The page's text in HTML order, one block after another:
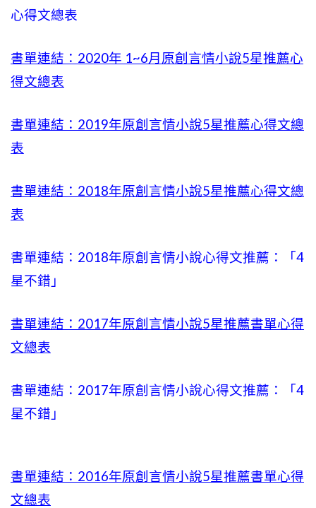
心得文總表
書單連結：2020年 1~6月原創言情小說5星推薦心
得文總表
書單連結：2019年原創言情小說5星推薦心得文總
表
書單連結：2018年原創言情小說5星推薦心得文總
表
書單連結：2018年原創言情小說心得文推薦：「4
星不錯」
書單連結：2017年原創言情小說5星推薦書單心得
文總表
書單連結：2017年原創言情小說心得文推薦：「4
星不錯」
書單連結：2016年原創言情小說5星推薦書單心得
文總表